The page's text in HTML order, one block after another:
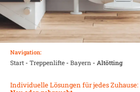
Navigation:
Start- Treppenlifte- Bayern - Altötting
Individuelle Lösungen für jedes Zuhause: